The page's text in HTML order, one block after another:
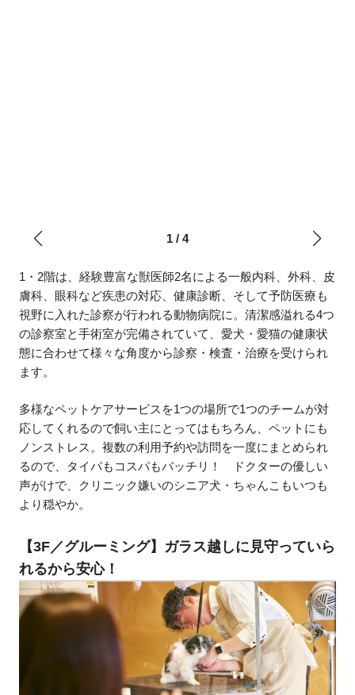
1/ 4
1・2階は、経験豊富な獣医師2名による一般内科、外科、皮
膚科、眼科など疾患の対応、健康診断、そして予防医療も
視野に入れた診察が行われる動物病院に。清潔感溢れる4つ
の診察室と手術室が完備されていて、愛犬・愛猫の健康状
態に合わせて様々な角度から診察・検査・治療を受けられ
ます。
多様なペットケアサービスを1つの場所で1つのチームが対
応してくれるので飼い主にとってはもちろん、ペットにも
ノンストレス。複数の利用予約や訪問を一度にまとめられ
るので、タイパもコスパもバッチリ！ ドクターの優しい
声がけで、クリニック嫌いのシニア犬・ちゃんこもいつも
より穏やか。
【3F／グルーミング】ガラス越しに見守っていら
れるから安心！